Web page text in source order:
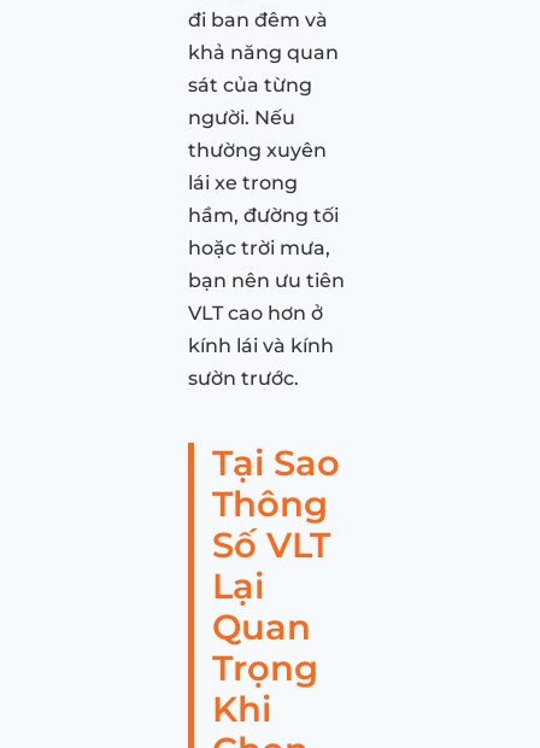
đi ban đêm và
khả năng quan
sát của từng
người. Nếu
thường xuyên
lái xe trong
hầm, đường tối
hoặc trời mưa,
bạn nên ưu tiên
VLT cao hơn ở
kính lái và kính
sườn trước.
Tại Sao
Thông
Số VLT
Lại
Quan
Trọng
Khi